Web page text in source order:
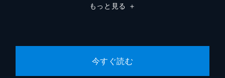
もっと見る ＋
今すぐ読む